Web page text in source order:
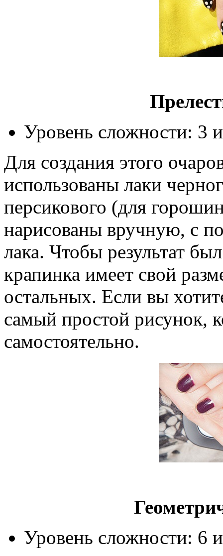
Уровень сложности: 3
Для создания этого
использованы лаки
персикового (для
нарисованы вручную, с
лака. Чтобы результат
крапинка имеет свой
остальных. Если вы
самый простой рисунок,
самостоятельно.
Уровень сложности: 6